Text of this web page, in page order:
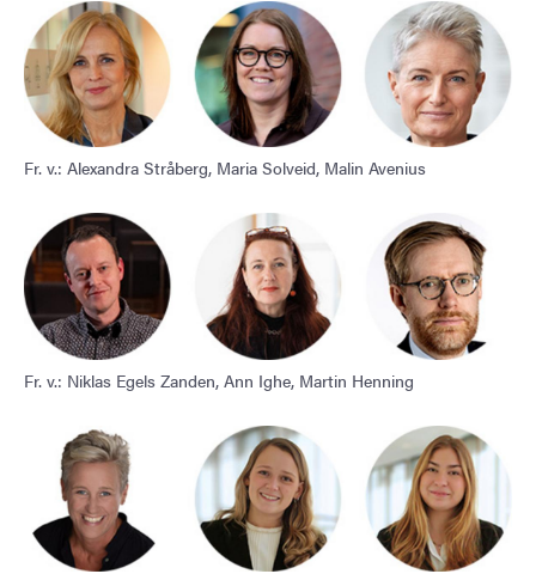
Fr. v.: Alexandra Stråberg, Maria Solveid, Malin Avenius
Fr. v.: Niklas Egels Zanden, Ann Ighe, Martin Henning